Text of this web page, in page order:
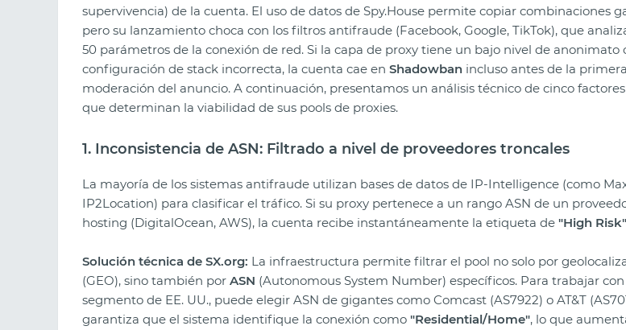
supervivencia) de la cuenta. El uso de datos de Spy.House permite copiar combinaciones
pero su lanzamiento choca con los filtros antifraude (Facebook, Google, TikTok), que
50 parámetros de la conexión de red. Si la capa de proxy tiene un bajo nivel de anonimato
configuración de stack incorrecta, la cuenta cae en Shadowban incluso antes de la primera
moderación del anuncio. A continuación, presentamos un análisis técnico de cinco
que determinan la viabilidad de sus pools de proxies.
1. Inconsistencia de ASN: Filtrado a nivel de proveedores troncales
La mayoría de los sistemas antifraude utilizan bases de datos de IP-Intelligence (como
IP2Location) para clasificar el tráfico. Si su proxy pertenece a un rango ASN de un
hosting (DigitalOcean, AWS), la cuenta recibe instantáneamente la etiqueta de "High Risk"
Solución técnica de SX.org: La infraestructura permite filtrar el pool no solo por
(GEO), sino también por ASN (Autonomous System Number) específicos. Para trabajar con
segmento de EE. UU., puede elegir ASN de gigantes como Comcast (AS7922) o AT&T
garantiza que el sistema identifique la conexión como "Residential/Home", lo que